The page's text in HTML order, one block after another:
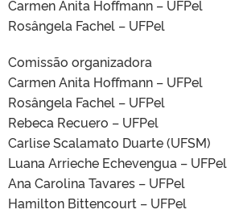
Carmen Anita Hoffmann – UFPel
Rosângela Fachel – UFPel
Comissão organizadora
Carmen Anita Hoffmann – UFPel
Rosângela Fachel – UFPel
Rebeca Recuero – UFPel
Carlise Scalamato Duarte (UFSM)
Luana Arrieche Echevengua – UFPel
Ana Carolina Tavares – UFPel
Hamilton Bittencourt – UFPel